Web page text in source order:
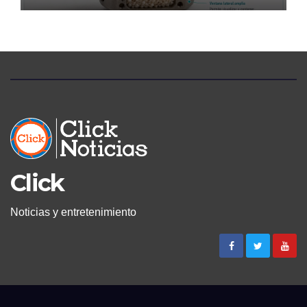
PACIENTES CON DOLOR
Click
Noticias y entretenimiento